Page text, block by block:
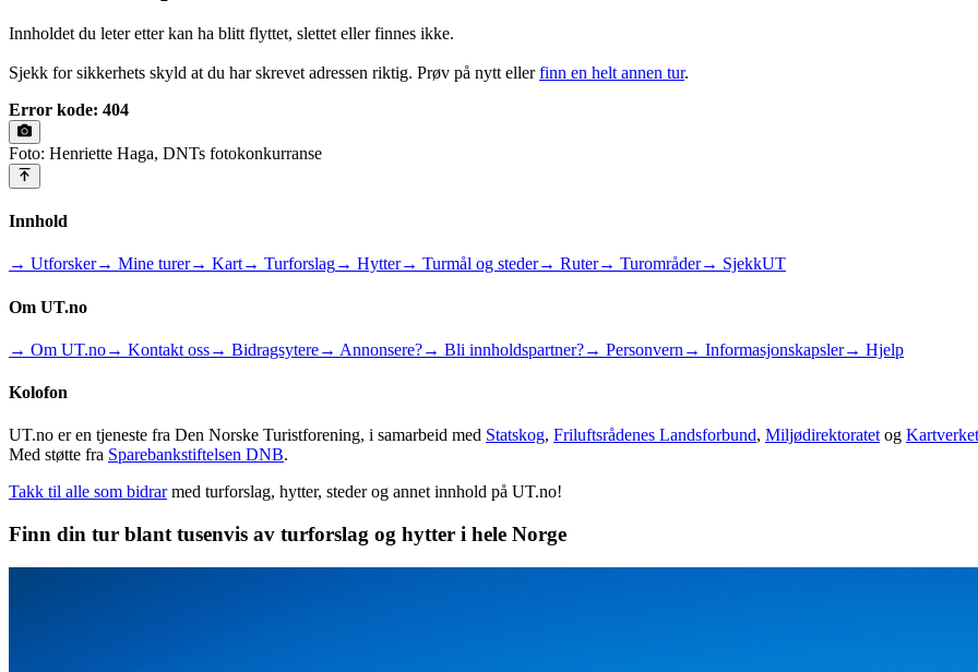
Innholdet du leter etter kan ha blitt flyttet, slettet eller finnes ikke.
Sjekk for sikkerhets skyld at du har skrevet adressen riktig. Prøv på nytt eller finn en helt annen tur.
Error kode: 404
Foto: Henriette Haga, DNTs fotokonkurranse
Innhold
→ Utforsker→ Mine turer→ Kart→ Turforslag→ Hytter→ Turmål og steder→ Ruter→ Turområder→ SjekkUT
Om UT.no
→ Om UT.no→ Kontakt oss→ Bidragsytere→ Annonsere?→ Bli innholdspartner?→ Personvern → Informasjonskapsler→ Hjelp
Kolofon
UT.no er en tjeneste fra Den Norske Turistforening, i samarbeid med Statskog, Friluftsrådenes Landsforbund, Miljødirektoratet og Kartverket
Med støtte fra Sparebankstiftelsen DNB.
Takk til alle som bidrar med turforslag, hytter, steder og annet innhold på UT.no!
Finn din tur blant tusenvis av turforslag og hytter i hele Norge